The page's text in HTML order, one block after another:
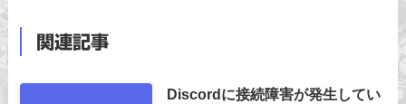
関連記事
Discordに接続障害が発生してい